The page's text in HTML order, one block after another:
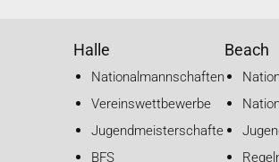
Halle
Nationalmannschaften
Vereinswettbewerbe
Jugendmeisterschaften
BFS
Beach